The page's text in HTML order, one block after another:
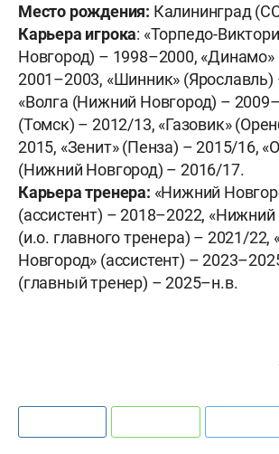
Место рождения: Калининград
Карьера игрока: «Торпедо-
Новгород) – 1998–2000,
2001–2003, «Шинник» (Ярославль)
«Волга (Нижний Новгород) –
(Томск) – 2012/13, «Газовик»
2015, «Зенит» (Пенза) – 2015/16,
(Нижний Новгород) – 2016/17.
Карьера тренера: «Нижний
(ассистент) – 2018–2022,
(и.о. главного тренера) – 2021/22,
Новгород» (ассистент) –
(главный тренер) – 2025–н.в.